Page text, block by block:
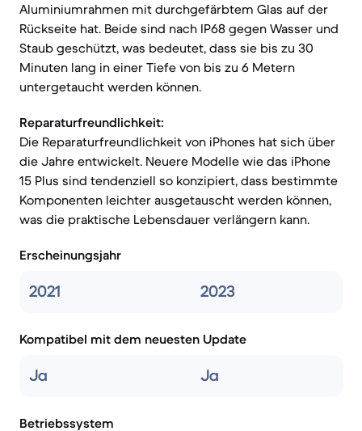
Aluminiumrahmen mit durchgefärbtem Glas auf der
Rückseite hat. Beide sind nach IP68 gegen Wasser und
Staub geschützt, was bedeutet, dass sie bis zu 30
Minuten lang in einer Tiefe von bis zu 6 Metern
untergetaucht werden können.
Reparaturfreundlichkeit:
Die Reparaturfreundlichkeit von iPhones hat sich über
die Jahre entwickelt. Neuere Modelle wie das iPhone
15 Plus sind tendenziell so konzipiert, dass bestimmte
Komponenten leichter ausgetauscht werden können,
was die praktische Lebensdauer verlängern kann.
Erscheinungsjahr
2021 2023
Kompatibel mit dem neuesten Update
Ja Ja
Betriebssystem